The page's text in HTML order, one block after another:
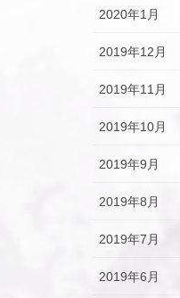
2020年1月
2019年12月
2019年11月
2019年10月
2019年9月
2019年8月
2019年7月
2019年6月